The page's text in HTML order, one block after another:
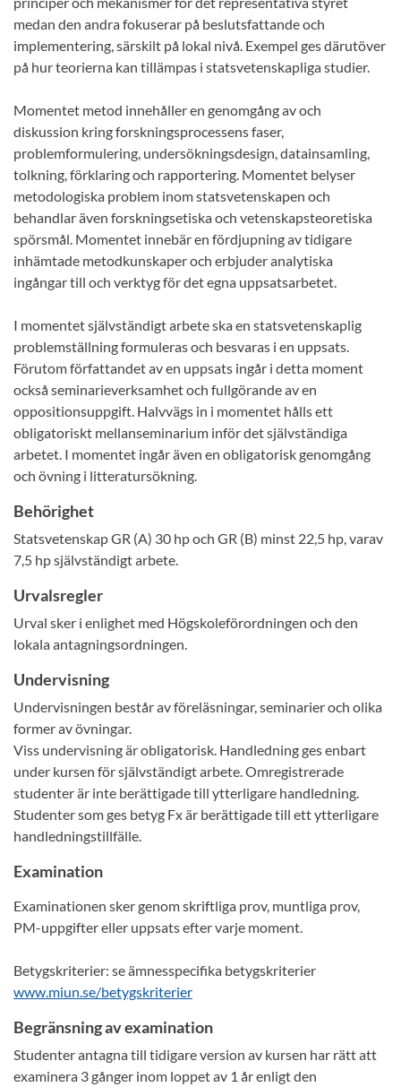
medan den andra fokuserar på beslutsfattande och
implementering, särskilt på lokal nivå. Exempel ges därutöver
på hur teorierna kan tillämpas i statsvetenskapliga studier.
Momentet metod innehåller en genomgång av och
diskussion kring forskningsprocessens faser,
problemformulering, undersökningsdesign, datainsamling,
tolkning, förklaring och rapportering. Momentet belyser
metodologiska problem inom statsvetenskapen och
behandlar även forskningsetiska och vetenskapsteoretiska
spörsmål. Momentet innebär en fördjupning av tidigare
inhämtade metodkunskaper och erbjuder analytiska
ingångar till och verktyg för det egna uppsatsarbetet.
I momentet självständigt arbete ska en statsvetenskaplig
problemställning formuleras och besvaras i en uppsats.
Förutom författandet av en uppsats ingår i detta moment
också seminarieverksamhet och fullgörande av en
oppositionsuppgift. Halvvägs in i momentet hålls ett
obligatoriskt mellanseminarium inför det självständiga
arbetet. I momentet ingår även en obligatorisk genomgång
och övning i litteratursökning.
Behörighet
Statsvetenskap GR (A) 30 hp och GR (B) minst 22,5 hp, varav
7,5 hp självständigt arbete.
Urvalsregler
Urval sker i enlighet med Högskoleförordningen och den
lokala antagningsordningen.
Undervisning
Undervisningen består av föreläsningar, seminarier och olika
former av övningar.
Viss undervisning är obligatorisk. Handledning ges enbart
under kursen för självständigt arbete. Omregistrerade
studenter är inte berättigade till ytterligare handledning.
Studenter som ges betyg Fx är berättigade till ett ytterligare
handledningstillfälle.
Examination
Examinationen sker genom skriftliga prov, muntliga prov,
PM-uppgifter eller uppsats efter varje moment.
Betygskriterier: se ämnesspecifika betygskriterier
www.miun.se/betygskriterier
Begränsning av examination
Studenter antagna till tidigare version av kursen har rätt att
examinera 3 gånger inom loppet av 1 år enligt den